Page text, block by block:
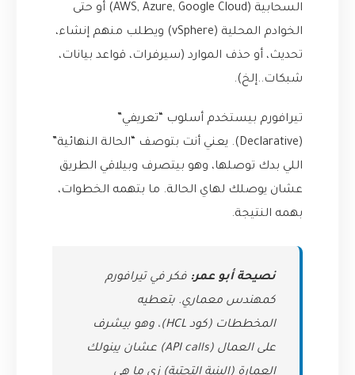
السحابية (AWS, Azure, Google Cloud) أو حتى
الخوادم المحلية (vSphere) ويطلب منهم إنشاء،
تحديث، أو حذف الموارد (سيرفرات، قواعد بيانات،
شبكات..إلخ).
تيرافورم بيستخدم أسلوب “تعريفي”
(Declarative). يعني أنت بتوصف “الحالة النهائية”
اللي بدك توصلها، وهو بيتصرف وبيلاقي الطريق
عشان يوصلك لهاي الحالة. ما بتهمه الخطوات،
بهمه النتيجة.
نصيحة أبو عمر: فكر في تيرافورم
كمهندس معماري. بتعطيه
المخططات (كود HCL)، وهو بيشرف
على العمال (API calls) عشان يبنولك